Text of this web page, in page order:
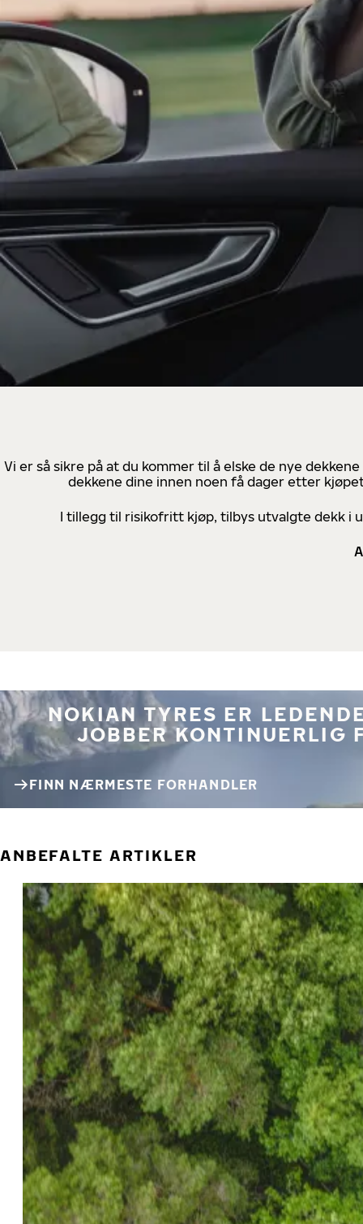
Vi er så sikre på at du kommer til å elske de nye
dekkene dine innen noen få dager etter
I tillegg til risikofritt kjøp, tilbys utvalgte dekk i
NOKIAN TYRES ER
JOBBER KONTINUERLIG
FINN NÆRMESTE FORHANDLER
ANBEFALTE ARTIKLER